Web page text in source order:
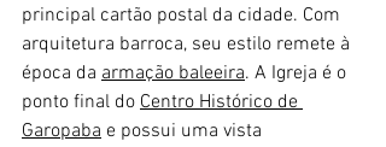
principal cartão postal da cidade. Com
arquitetura barroca, seu estilo remete à
época da armação baleeira. A Igreja é o
ponto final do Centro Histórico de
Garopaba e possui uma vista